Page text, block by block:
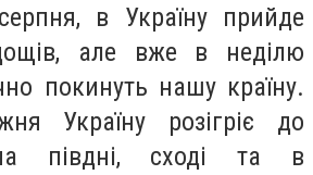
в Україну прийде
але вже в неділю
покинуть нашу країну.
Україну розігріє до
півдні, сході та в